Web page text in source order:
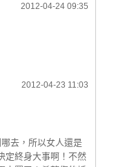
2012-04-24 09:35
2012-04-23 11:03
去，所以女人還是
定終身大事啊！不然